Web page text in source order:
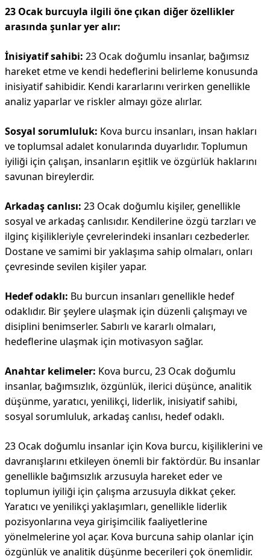
23 Ocak burcuyla ilgili öne çıkan diğer özellikler
arasında şunlar yer alır:
İnisiyatif sahibi: 23 Ocak doğumlu insanlar, bağımsız
hareket etme ve kendi hedeflerini belirleme konusunda
inisiyatif sahibidir. Kendi kararlarını verirken genellikle
analiz yaparlar ve riskler almayı göze alırlar.
Sosyal sorumluluk: Kova burcu insanları, insan hakları
ve toplumsal adalet konularında duyarlıdır. Toplumun
iyiliği için çalışan, insanların eşitlik ve özgürlük haklarını
savunan bireylerdir.
Arkadaş canlısı: 23 Ocak doğumlu kişiler, genellikle
sosyal ve arkadaş canlısıdır. Kendilerine özgü tarzları ve
ilginç kişilikleriyle çevrelerindeki insanları cezbederler.
Dostane ve samimi bir yaklaşıma sahip olmaları, onları
çevresinde sevilen kişiler yapar.
Hedef odaklı: Bu burcun insanları genellikle hedef
odaklıdır. Bir şeylere ulaşmak için düzenli çalışmayı ve
disiplini benimserler. Sabırlı ve kararlı olmaları,
hedeflerine ulaşmak için motivasyon sağlar.
Anahtar kelimeler: Kova burcu, 23 Ocak doğumlu
insanlar, bağımsızlık, özgünlük, ilerici düşünce, analitik
düşünme, yaratıcı, yenilikçi, liderlik, inisiyatif sahibi,
sosyal sorumluluk, arkadaş canlısı, hedef odaklı.
23 Ocak doğumlu insanlar için Kova burcu, kişiliklerini ve
davranışlarını etkileyen önemli bir faktördür. Bu insanlar
genellikle bağımsızlık arzusuyla hareket eder ve
toplumun iyiliği için çalışma arzusuyla dikkat çeker.
Yaratıcı ve yenilikçi yaklaşımları, genellikle liderlik
pozisyonlarına veya girişimcilik faaliyetlerine
yönelmelerine yol açar. Kova burcuna sahip olanlar için
özgünlük ve analitik düşünme becerileri çok önemlidir.